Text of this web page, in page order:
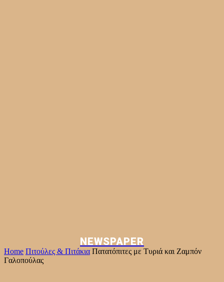
NEWSPAPER
Home Πιτούλες & Πιτάκια Πατατόπιτες με Τυριά και Ζαμπόν
Γαλοπούλας